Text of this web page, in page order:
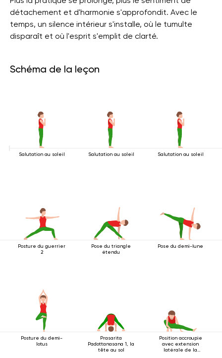
détachement et d'harmonie s'approfondit. Avec le
temps, un silence intérieur s'installe, où le tumulte
disparaît et où l'esprit s'emplit de clarté.
Schéma de la leçon
Salutation au soleil Salutation au soleil Salutation au soleil
Posture du guerrier
2
Pose du triangle
étendu
Pose du demi-lune
Posture du demi-
lotus
Prasarita
Padottanasana 1, la
tête au sol
Position accroupie
avec extension
latérale de la